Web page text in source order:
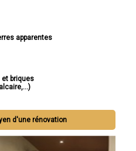
apparentes
briques
d'une rénovation